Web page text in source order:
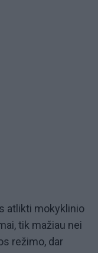
atlikti mokyklinio
tik mažiau nei
režimo, dar